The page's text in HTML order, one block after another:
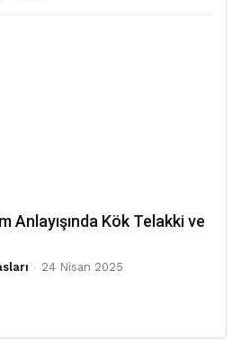
Anlayışında Kök Telakki ve
- 24 Nisan 2025